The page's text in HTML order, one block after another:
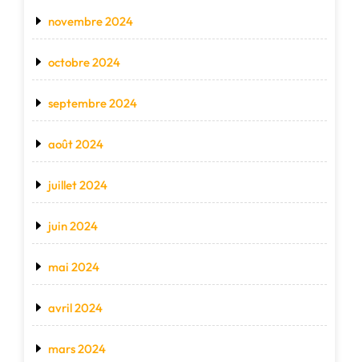
novembre 2024
octobre 2024
septembre 2024
août 2024
juillet 2024
juin 2024
mai 2024
avril 2024
mars 2024